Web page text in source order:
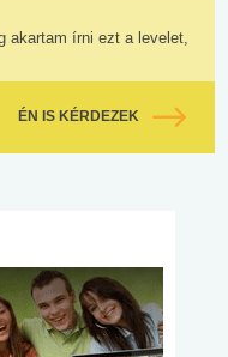
akartam írni ezt a levelet,
ÉN IS KÉRDEZEK